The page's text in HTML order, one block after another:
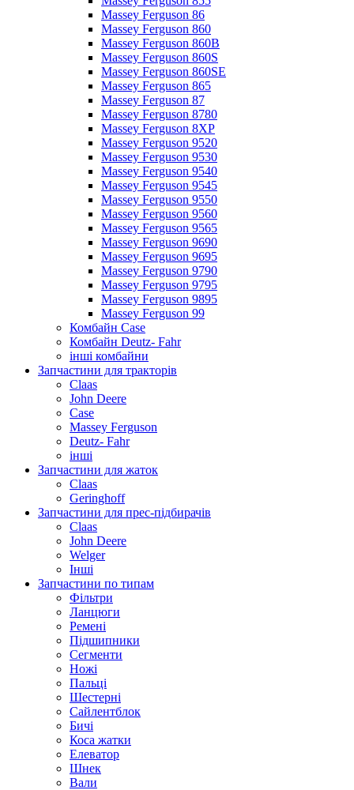
Massey Ferguson 86
Massey Ferguson 860
Massey Ferguson 860B
Massey Ferguson 860S
Massey Ferguson 860SE
Massey Ferguson 865
Massey Ferguson 87
Massey Ferguson 8780
Massey Ferguson 8XP
Massey Ferguson 9520
Massey Ferguson 9530
Massey Ferguson 9540
Massey Ferguson 9545
Massey Ferguson 9550
Massey Ferguson 9560
Massey Ferguson 9565
Massey Ferguson 9690
Massey Ferguson 9695
Massey Ferguson 9790
Massey Ferguson 9795
Massey Ferguson 9895
Massey Ferguson 99
Комбайн Case
Комбайн Deutz- Fahr
інші комбайни
Запчастини для тракторів
Claas
John Deere
Case
Massey Ferguson
Deutz- Fahr
інші
Запчастини для жаток
Claas
Geringhoff
Запчастини для прес-підбирачів
Claas
John Deere
Welger
Інші
Запчастини по типам
Фільтри
Ланцюги
Ремені
Підшипники
Сегменти
Ножі
Пальці
Шестерні
Сайлентблок
Бичі
Коса жатки
Елеватор
Шнек
Вали